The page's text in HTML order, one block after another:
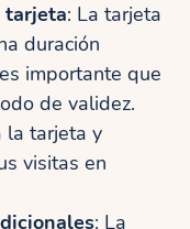
tarjeta: La tarjeta
duración
importante que
de validez.
la tarjeta y
visitas en
: La